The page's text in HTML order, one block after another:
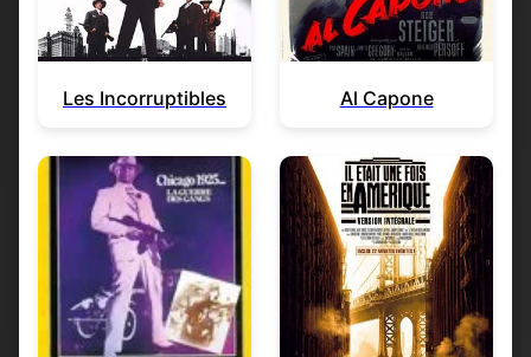
Les Incorruptibles Al Capone